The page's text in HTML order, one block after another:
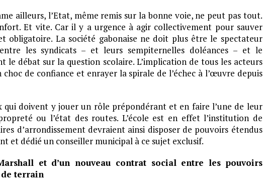
ailleurs, l’Etat, même remis sur la bonne voie, ne peut pas tout.
Et vite. Car il y a urgence à agir collectivement pour sauver
obligatoire. La société gabonaise ne doit plus être le spectateur
les syndicats – et leurs sempiternelles doléances – et le
le débat sur la question scolaire. L’implication de tous les acteurs
de confiance et enrayer la spirale de l’échec à l’œuvre depuis
qui doivent y jouer un rôle prépondérant et en faire l’une de leur
ou l’état des routes. L’école est en effet l’institution de
d’arrondissement devraient ainsi disposer de pouvoirs étendus
et dédié un conseiller municipal à ce sujet exclusif.
et d’un nouveau contrat social entre les pouvoirs
de terrain